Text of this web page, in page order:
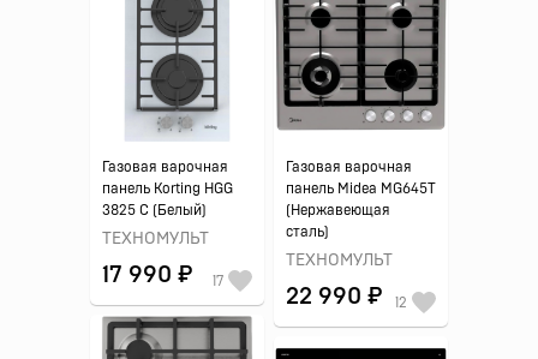
Газовая варочная
панель Korting HGG
3825 C (Белый)
ТЕХНОМУЛЬТ
17 990 ₽ 17
Газовая варочная
панель Midea MG645T
(Нержавеющая
сталь)
ТЕХНОМУЛЬТ
22 990 ₽ 12